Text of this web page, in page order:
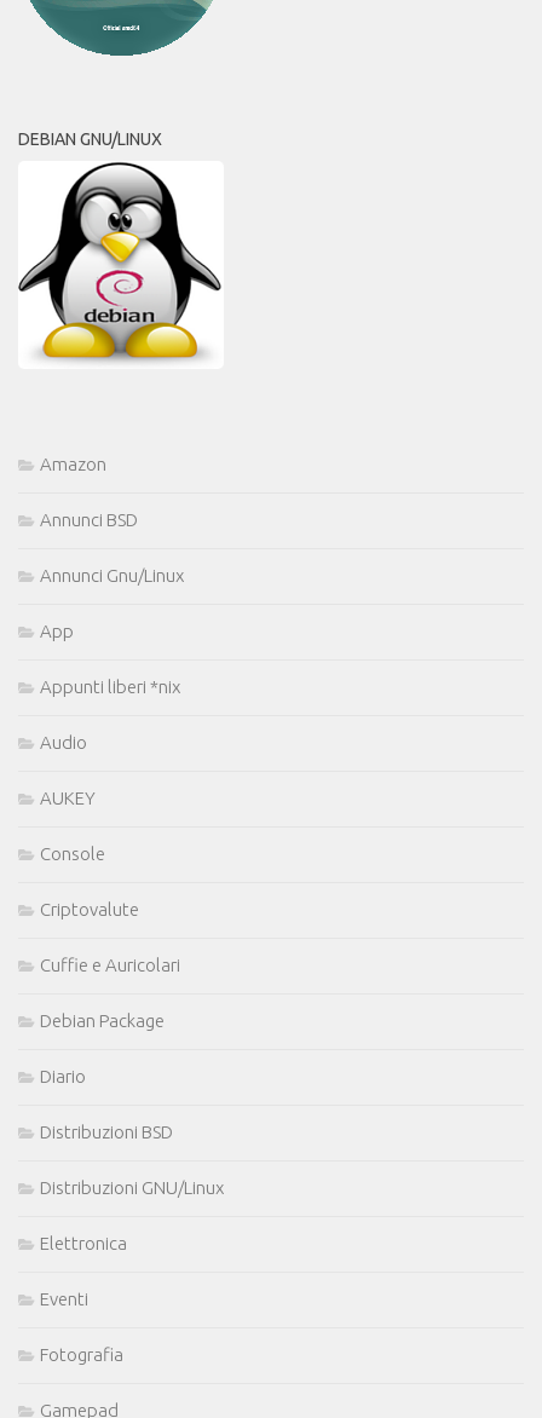
DEBIAN GNU/LINUX
Amazon
Annunci BSD
Annunci Gnu/Linux
App
Appunti liberi *nix
Audio
AUKEY
Console
Criptovalute
Cuffie e Auricolari
Debian Package
Diario
Distribuzioni BSD
Distribuzioni GNU/Linux
Elettronica
Eventi
Fotografia
Gamepad